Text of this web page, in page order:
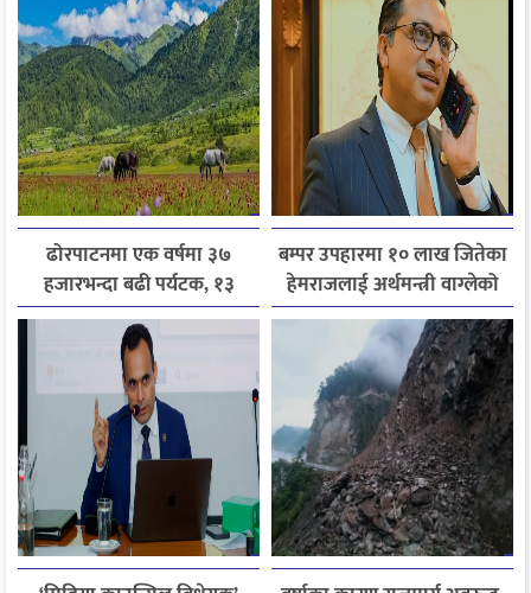
ढोरपाटनमा एक वर्षमा ३७
हजारभन्दा बढी पर्यटक, १३
हजारले बढ्यो आगमन
बम्पर उपहारमा १० लाख जितेका
हेमराजलाई अर्थमन्त्री वाग्लेको
फोन, रुपन्देहीकी सपनाले
जितिन् एक लाख